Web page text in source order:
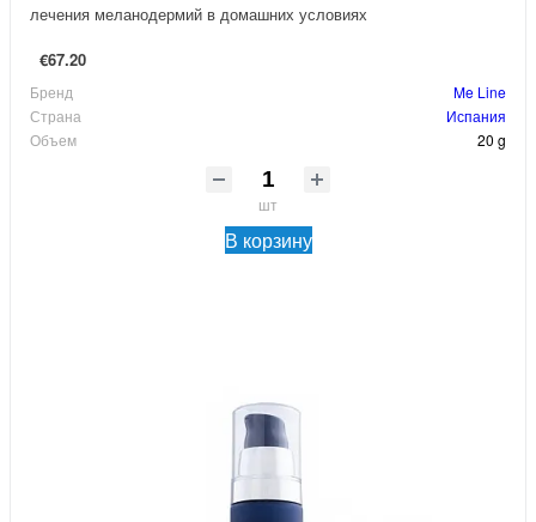
лечения меланодермий в домашних условиях
€67.20
Бренд
Me Line
Страна
Испания
Объем
20 g
шт
В корзину